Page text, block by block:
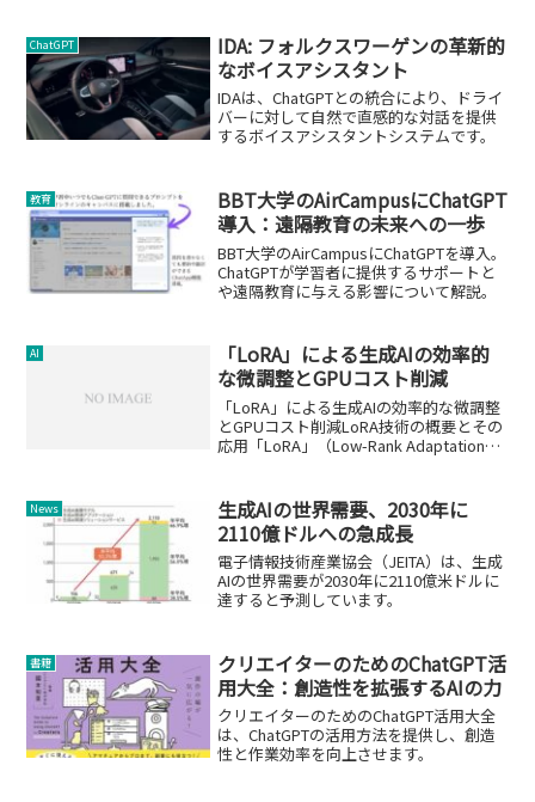
ChatGPT
IDA: フォルクスワーゲンの革新的
なボイスアシスタント
IDAは、ChatGPTとの統合により、ドライ
バーに対して自然で直感的な対話を提供
するボイスアシスタントシステムです。
教育
BBT大学のAirCampusにChatGPT
導入：遠隔教育の未来への一歩
BBT大学のAirCampusにChatGPTを導入。
ChatGPTが学習者に提供するサポートと
や遠隔教育に与える影響について解説。
AI
「LoRA」による生成AIの効率的
な微調整とGPUコスト削減
「LoRA」による生成AIの効率的な微調整
とGPUコスト削減LoRA技術の概要とその
応用「LoRA」（Low-Rank Adaptation）
す。この技術は、特定のタ...
News
生成AIの世界需要、2030年に
2110億ドルへの急成長
電子情報技術産業協会（JEITA）は、生成
AIの世界需要が2030年に2110億米ドルに
達すると予測しています。
書籍
クリエイターのためのChatGPT活
用大全：創造性を拡張するAIの力
クリエイターのためのChatGPT活用大全
は、ChatGPTの活用方法を提供し、創造
性と作業効率を向上させます。